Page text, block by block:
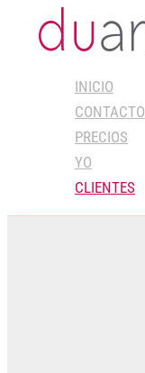
INICIO
CONTACTO
PRECIOS
YO
CLIENTES